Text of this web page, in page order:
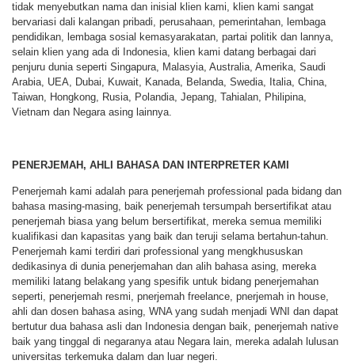
tidak menyebutkan nama dan inisial klien kami, klien kami sangat
bervariasi dali kalangan pribadi, perusahaan, pemerintahan, lembaga
pendidikan, lembaga sosial kemasyarakatan, partai politik dan lannya,
selain klien yang ada di Indonesia, klien kami datang berbagai dari
penjuru dunia seperti Singapura, Malasyia, Australia, Amerika, Saudi
Arabia, UEA, Dubai, Kuwait, Kanada, Belanda, Swedia, Italia, China,
Taiwan, Hongkong, Rusia, Polandia, Jepang, Tahialan, Philipina,
Vietnam dan Negara asing lainnya.
PENERJEMAH, AHLI BAHASA DAN INTERPRETER KAMI
Penerjemah kami adalah para penerjemah professional pada bidang dan
bahasa masing-masing, baik penerjemah tersumpah bersertifikat atau
penerjemah biasa yang belum bersertifikat, mereka semua memiliki
kualifikasi dan kapasitas yang baik dan teruji selama bertahun-tahun.
Penerjemah kami terdiri dari professional yang mengkhususkan
dedikasinya di dunia penerjemahan dan alih bahasa asing, mereka
memiliki latang belakang yang spesifik untuk bidang penerjemahan
seperti, penerjemah resmi, pnerjemah freelance, pnerjemah in house,
ahli dan dosen bahasa asing, WNA yang sudah menjadi WNI dan dapat
bertutur dua bahasa asli dan Indonesia dengan baik, penerjemah native
baik yang tinggal di negaranya atau Negara lain, mereka adalah lulusan
universitas terkemuka dalam dan luar negeri.